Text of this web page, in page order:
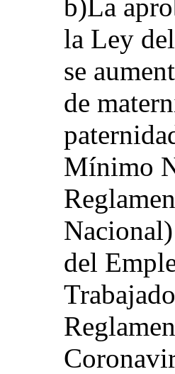
b)La
la Ley
se
de
Mínimo
del